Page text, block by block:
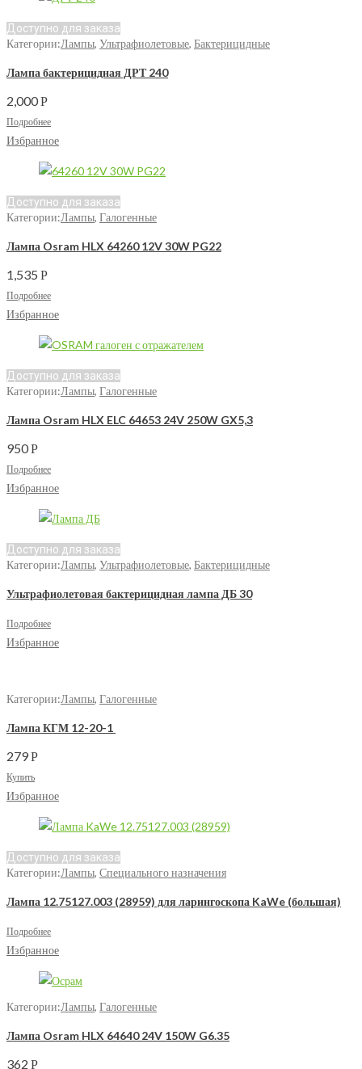
Доступно для заказа
Категории:Лампы, Ультрафиолетовые, Бактерицидные
Лампа бактерицидная ДРТ 240
2,000Р
Подробнее
Избранное
Доступно для заказа
Категории:Лампы, Галогенные
Лампа Osram HLX 64260 12V 30W PG22
1,535 Р
Подробнее
Избранное
Доступно для заказа
Категории:Лампы, Галогенные
Лампа Osram HLX ELC 64653 24V 250W GX5,3
950Р
Подробнее
Избранное
Доступно для заказа
Категории:Лампы, Ультрафиолетовые, Бактерицидные
Ультрафиолетовая бактерицидная лампа ДБ 30
Подробнее
Избранное
Категории:Лампы, Галогенные
Лампа КГМ 12-20-1
279Р
Купить
Избранное
Доступно для заказа
Категории:Лампы, Специального назначения
Лампа 12.75127.003 (28959) для ларингоскопа KaWe (большая)
Подробнее
Избранное
Категории:Лампы, Галогенные
Лампа Osram HLX 64640 24V 150W G6.35
362 Р